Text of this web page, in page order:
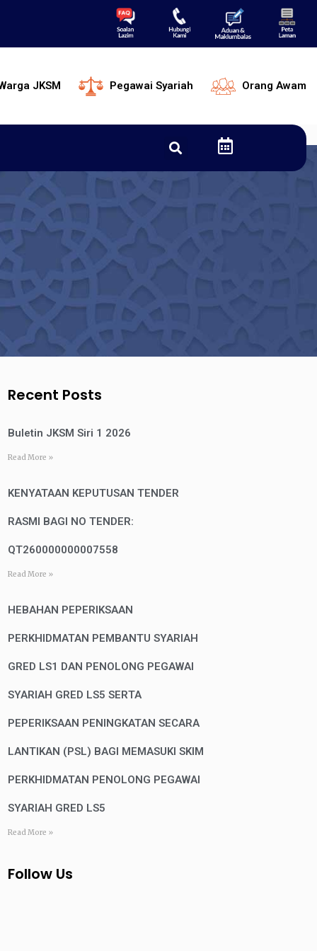
JKSM Pegawai Syariah Orang Awam
Recent Posts
Buletin JKSM Siri 1 2026
Read More »
KENYATAAN KEPUTUSAN TENDER
RASMI BAGI NO TENDER:
QT260000000007558
Read More »
HEBAHAN PEPERIKSAAN
PERKHIDMATAN PEMBANTU SYARIAH
GRED LS1 DAN PENOLONG PEGAWAI
SYARIAH GRED LS5 SERTA
PEPERIKSAAN PENINGKATAN SECARA
LANTIKAN (PSL) BAGI MEMASUKI SKIM
PERKHIDMATAN PENOLONG PEGAWAI
SYARIAH GRED LS5
Read More »
Follow Us